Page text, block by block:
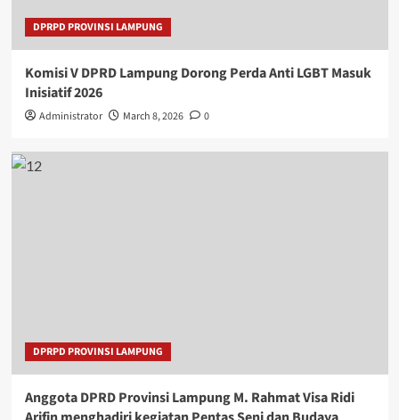
DPRPD PROVINSI LAMPUNG
Komisi V DPRD Lampung Dorong Perda Anti LGBT Masuk
Inisiatif 2026
Administrator March 8, 2026 0
DPRPD PROVINSI LAMPUNG
Anggota DPRD Provinsi Lampung M. Rahmat Visa Ridi